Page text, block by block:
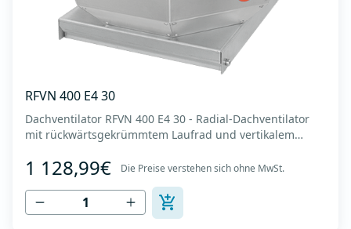
RFVN 400 E4 30
Dachventilator RFVN 400 E4 30 - Radial-Dachventilator
mit rückwärtsgekrümmtem Laufrad und vertikalem
Luftdurchsatz: bis zu 4.170 m3/h - Für Dauerbetrieb mit
Temperaturen bis 120 °C - Luftauslass mit Schutzgitter -
Zur Reinigung und Wartung lässt s...
1 128,99€ Die Preise verstehen sich ohne MwSt.